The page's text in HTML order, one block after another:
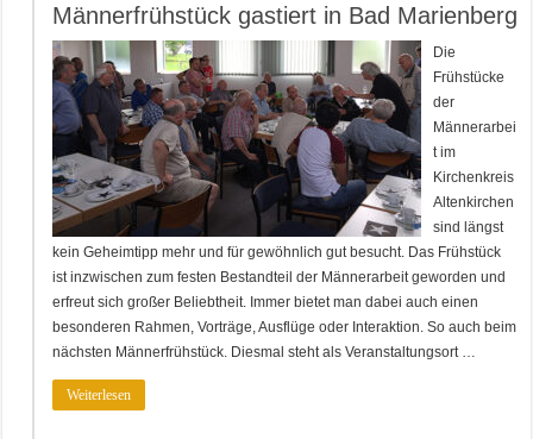
Männerfrühstück gastiert in Bad Marienberg
Die
Frühstücke
der
Männerarbei
t im
Kirchenkreis
Altenkirchen
sind längst
kein Geheimtipp mehr und für gewöhnlich gut besucht. Das Frühstück
ist inzwischen zum festen Bestandteil der Männerarbeit geworden und
erfreut sich großer Beliebtheit. Immer bietet man dabei auch einen
besonderen Rahmen, Vorträge, Ausflüge oder Interaktion. So auch beim
nächsten Männerfrühstück. Diesmal steht als Veranstaltungsort …
Weiterlesen